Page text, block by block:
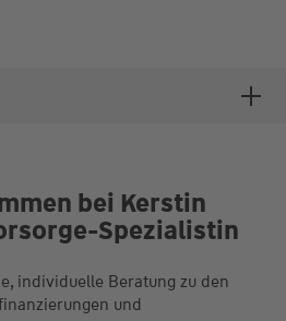
bei Kerstin
Spezialistin
individuelle Beratung zu den
und